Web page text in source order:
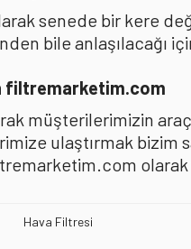
senede bir kere
bile anlaşılacağı
filtremarketim.com
müşterilerimizin
ulaştırmak bizim
olarak
Hava Filtresi